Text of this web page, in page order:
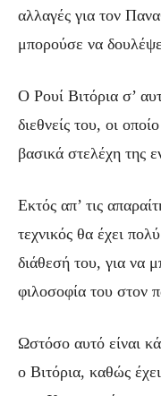
αλλαγές για τον
μπορούσε να
Ο Ρουί Βιτόρια σ’
διεθνείς του, οι
βασικά στελέχη της
Εκτός απ’ τις
τεχνικός θα έχει
διάθεσή του, για να
φιλοσοφία του στον
Ωστόσο αυτό είναι
ο Βιτόρια, καθώς έχει